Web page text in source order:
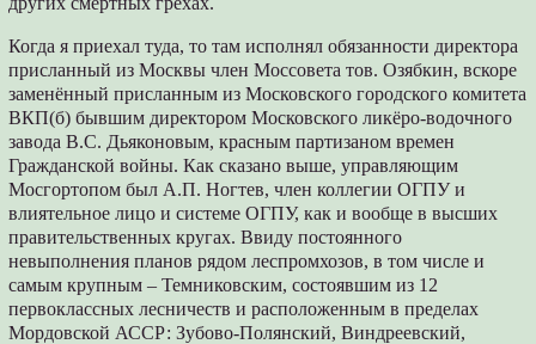
Когда я приехал туда, то там исполнял обязанности директора
присланный из Москвы член Моссовета тов. Озябкин, вскоре
заменённый присланным из Московского городского комитета
ВКП(б) бывшим директором Московского ликёро-водочного
завода В.С. Дьяконовым, красным партизаном времен
Гражданской войны. Как сказано выше, управляющим
Мосгортопом был А.П. Ногтев, член коллегии ОГПУ и
влиятельное лицо и системе ОГПУ, как и вообще в высших
правительственных кругах. Ввиду постоянного
невыполнения планов рядом леспромхозов, в том числе и
самым крупным – Темниковским, состоявшим из 12
первоклассных лесничеств и расположенным в пределах
Мордовской АССР: Зубово-Полянский, Виндреевский,